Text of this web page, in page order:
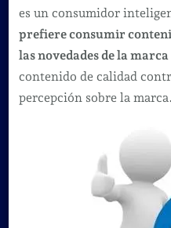
es un consumidor
prefiere consumir
las novedades de la
contenido de calidad
percepción sobre la marca.